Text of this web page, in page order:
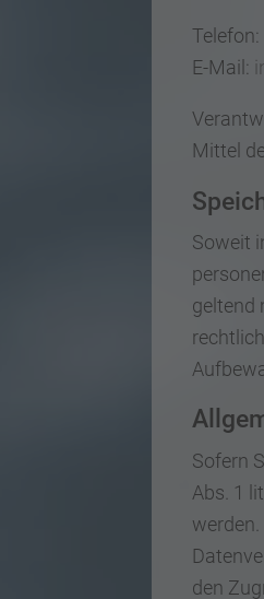
E-Mail:
Mittel
Soweit
geltend
Sofern
Abs. 1
den